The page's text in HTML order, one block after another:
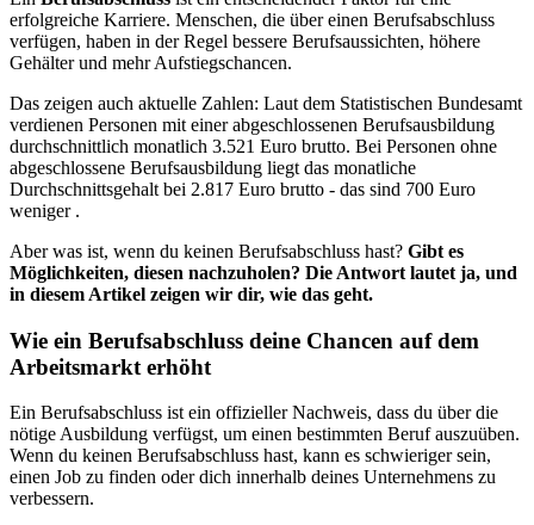
erfolgreiche Karriere. Menschen, die über einen Berufsabschluss
verfügen, haben in der Regel bessere Berufsaussichten, höhere
Gehälter und mehr Aufstiegschancen.
Das zeigen auch aktuelle Zahlen: Laut dem Statistischen Bundesamt
verdienen Personen mit einer abgeschlossenen Berufsausbildung
durchschnittlich monatlich 3.521 Euro brutto. Bei Personen ohne
abgeschlossene Berufsausbildung liegt das monatliche
Durchschnittsgehalt bei 2.817 Euro brutto - das sind 700 Euro
weniger .
Aber was ist, wenn du keinen Berufsabschluss hast? Gibt es
Möglichkeiten, diesen nachzuholen? Die Antwort lautet ja, und
in diesem Artikel zeigen wir dir, wie das geht.
Wie ein Berufsabschluss deine Chancen auf dem
Arbeitsmarkt erhöht
Ein Berufsabschluss ist ein offizieller Nachweis, dass du über die
nötige Ausbildung verfügst, um einen bestimmten Beruf auszuüben.
Wenn du keinen Berufsabschluss hast, kann es schwieriger sein,
einen Job zu finden oder dich innerhalb deines Unternehmens zu
verbessern.